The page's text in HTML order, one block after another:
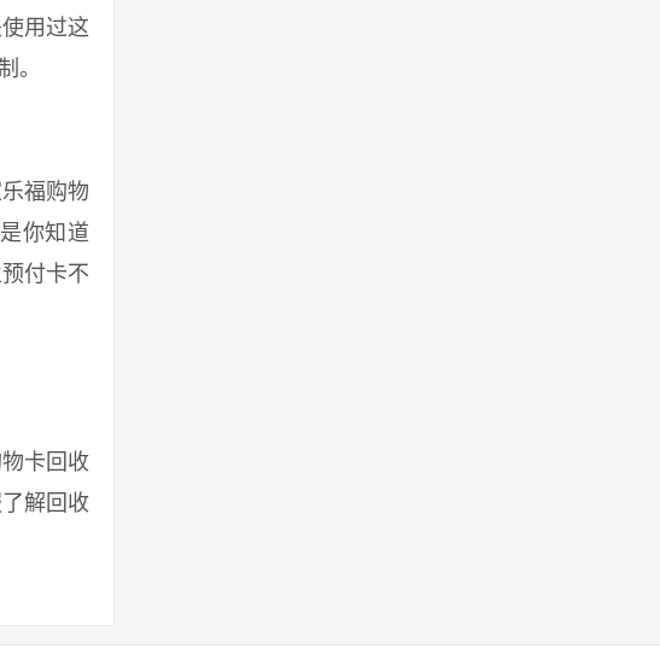
用过这
。
福购物
你知道
付卡不
卡回收
解回收